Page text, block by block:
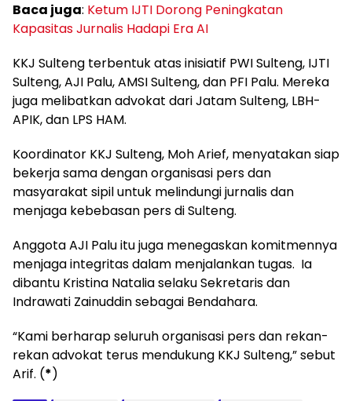
Baca juga: Ketum IJTI Dorong Peningkatan
Kapasitas Jurnalis Hadapi Era AI
KKJ Sulteng terbentuk atas inisiatif PWI Sulteng, IJTI
Sulteng, AJI Palu, AMSI Sulteng, dan PFI Palu. Mereka
juga melibatkan advokat dari Jatam Sulteng, LBH-
APIK, dan LPS HAM.
Koordinator KKJ Sulteng, Moh Arief, menyatakan siap
bekerja sama dengan organisasi pers dan
masyarakat sipil untuk melindungi jurnalis dan
menjaga kebebasan pers di Sulteng.
Anggota AJI Palu itu juga menegaskan komitmennya
menjaga integritas dalam menjalankan tugas. Ia
dibantu Kristina Natalia selaku Sekretaris dan
Indrawati Zainuddin sebagai Bendahara.
“Kami berharap seluruh organisasi pers dan rekan-
rekan advokat terus mendukung KKJ Sulteng,” sebut
Arif. (*)